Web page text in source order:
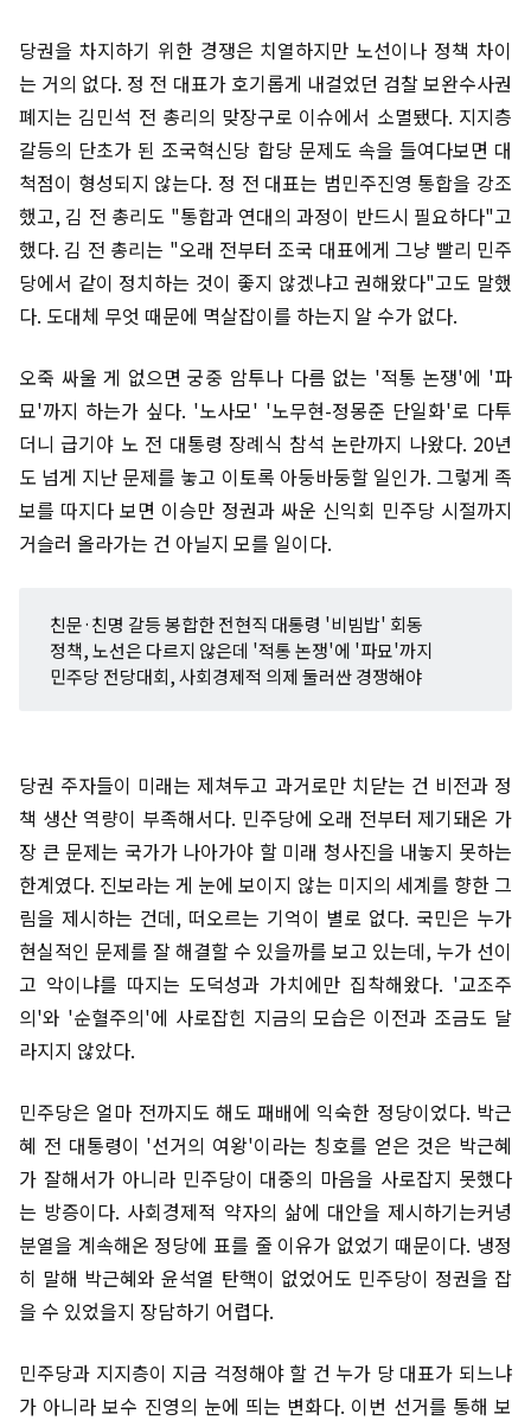
당권을 차지하기 위한 경쟁은 치열하지만 노선이나 정책 차이
는 거의 없다. 정 전 대표가 호기롭게 내걸었던 검찰 보완수사권
폐지는 김민석 전 총리의 맞장구로 이슈에서 소멸됐다. 지지층
갈등의 단초가 된 조국혁신당 합당 문제도 속을 들여다보면 대
척점이 형성되지 않는다. 정 전 대표는 범민주진영 통합을 강조
했고, 김 전 총리도 "통합과 연대의 과정이 반드시 필요하다"고
했다. 김 전 총리는 "오래 전부터 조국 대표에게 그냥 빨리 민주
당에서 같이 정치하는 것이 좋지 않겠냐고 권해왔다"고도 말했
다. 도대체 무엇 때문에 멱살잡이를 하는지 알 수가 없다.
오죽 싸울 게 없으면 궁중 암투나 다름 없는 '적통 논쟁'에 '파
묘'까지 하는가 싶다. '노사모' '노무현-정몽준 단일화'로 다투
더니 급기야 노 전 대통령 장례식 참석 논란까지 나왔다. 20년
도 넘게 지난 문제를 놓고 이토록 아둥바둥할 일인가. 그렇게 족
보를 따지다 보면 이승만 정권과 싸운 신익회 민주당 시절까지
거슬러 올라가는 건 아닐지 모를 일이다.
친문·친명 갈등 봉합한 전현직 대통령 '비빔밥' 회동
정책, 노선은 다르지 않은데 '적통 논쟁'에 '파묘'까지
민주당 전당대회, 사회경제적 의제 둘러싼 경쟁해야
당권 주자들이 미래는 제쳐두고 과거로만 치닫는 건 비전과 정
책 생산 역량이 부족해서다. 민주당에 오래 전부터 제기돼온 가
장 큰 문제는 국가가 나아가야 할 미래 청사진을 내놓지 못하는
한계였다. 진보라는 게 눈에 보이지 않는 미지의 세계를 향한 그
림을 제시하는 건데, 떠오르는 기억이 별로 없다. 국민은 누가
현실적인 문제를 잘 해결할 수 있을까를 보고 있는데, 누가 선이
고 악이냐를 따지는 도덕성과 가치에만 집착해왔다. '교조주
의'와 '순혈주의'에 사로잡힌 지금의 모습은 이전과 조금도 달
라지지 않았다.
민주당은 얼마 전까지도 해도 패배에 익숙한 정당이었다. 박근
혜 전 대통령이 '선거의 여왕'이라는 칭호를 얻은 것은 박근혜
가 잘해서가 아니라 민주당이 대중의 마음을 사로잡지 못했다
는 방증이다. 사회경제적 약자의 삶에 대안을 제시하기는커녕
분열을 계속해온 정당에 표를 줄 이유가 없었기 때문이다. 냉정
히 말해 박근혜와 윤석열 탄핵이 없었어도 민주당이 정권을 잡
을 수 있었을지 장담하기 어렵다.
민주당과 지지층이 지금 걱정해야 할 건 누가 당 대표가 되느냐
가 아니라 보수 진영의 눈에 띄는 변화다. 이번 선거를 통해 보